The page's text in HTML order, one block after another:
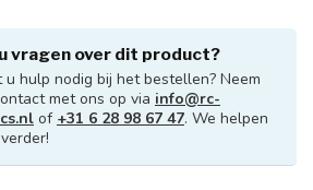
vragen over dit product?
hulp nodig bij het bestellen? Neem
met ons op via info@rc-
of +31 6 28 98 67 47. We helpen